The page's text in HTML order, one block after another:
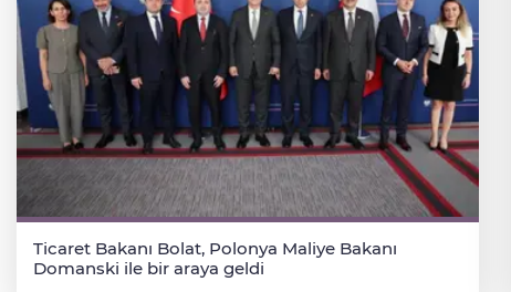
Ticaret Bakanı Bolat, Polonya Maliye Bakanı
Domanski ile bir araya geldi